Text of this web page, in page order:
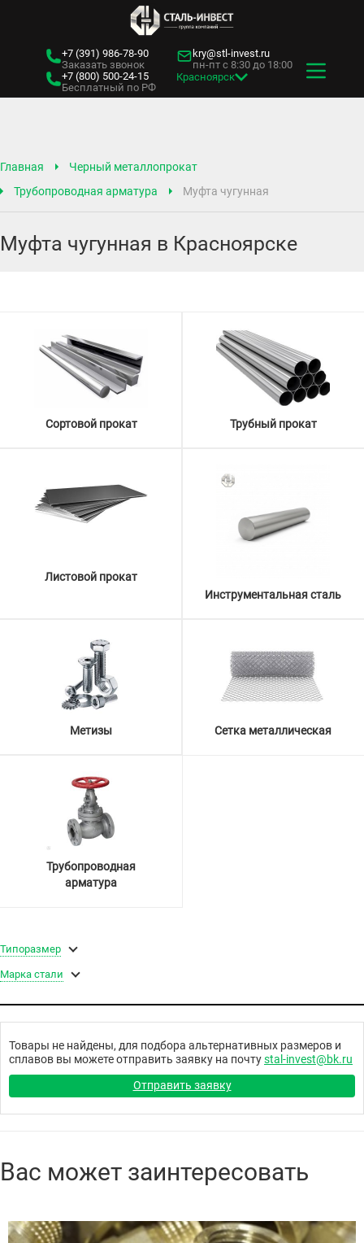
+7 (391) 986-78-90
Заказать звонок
+7 (800) 500-24-15
Бесплатный по РФ
kry@stl-invest.ru
пн-пт с 8:30 до 18:00
Красноярск
Главная
Черный металлопрокат
Трубопроводная арматура
Муфта чугунная
Муфта чугунная в Красноярске
Сортовой прокат Трубный прокат
Листовой прокат
Инструментальная сталь
Метизы Сетка металлическая
Трубопроводная
арматура
Типоразмер
Марка стали
Товары не найдены, для подбора альтернативных размеров и
сплавов вы можете отправить заявку на почтуstal-invest@bk.ru
Отправить заявку
Вас может заинтересовать